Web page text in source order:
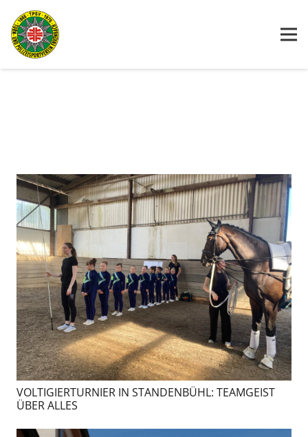
VOLTIGIERTURNIER IN STANDENBÜHL: TEAMGEIST
ÜBER ALLES